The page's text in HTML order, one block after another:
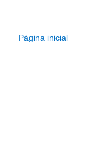
Página inicial